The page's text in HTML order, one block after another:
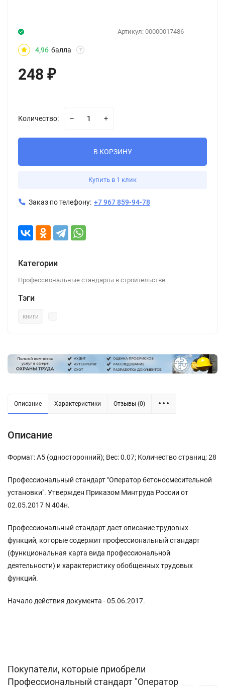
Артикул: 00000017486
4,96 балла ?
248 ₽
Количество:
В КОРЗИНУ
Купить в 1 клик
Заказ по телефону: +7 967 859-94-78
Категории
Профессиональные стандарты в строительстве
Тэги
книги
Описание Характеристики Отзывы (0)
Описание
Формат: А5 (односторонний); Вес: 0.07; Количество страниц: 28
Профессиональный стандарт "Оператор бетоносмесительной
установки". Утвержден Приказом Минтруда России от
02.05.2017 N 404н.
Профессиональный стандарт дает описание трудовых
функций, которые содержит профессиональный стандарт
(функциональная карта вида профессиональной
деятельности) и характеристику обобщенных трудовых
функций.
Начало действия документа - 05.06.2017.
Покупатели, которые приобрели
Профессиональный стандарт "Оператор